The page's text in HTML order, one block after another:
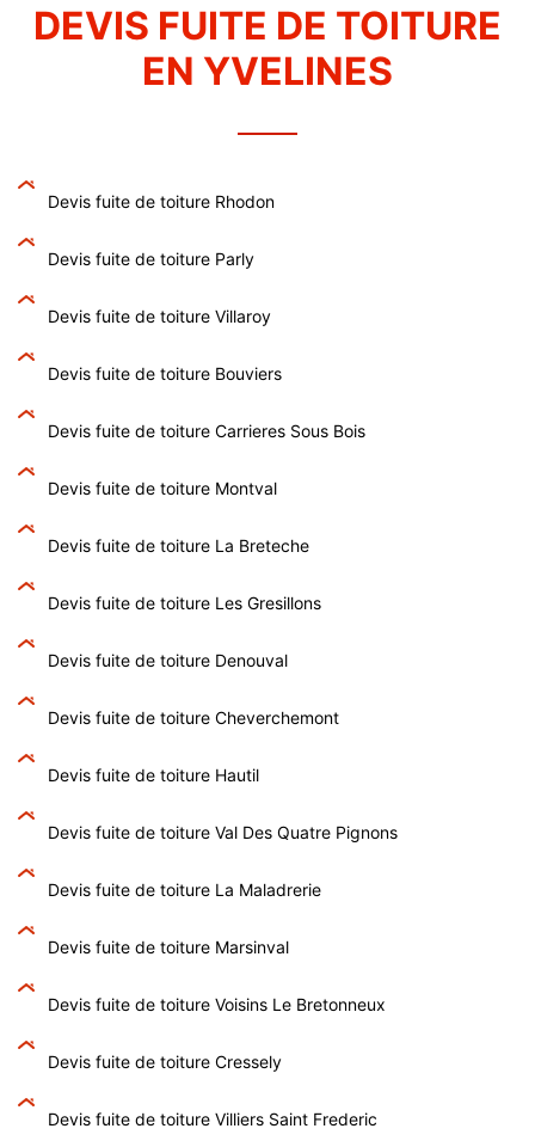
DEVIS FUITE DE TOITURE
EN YVELINES
Devis fuite de toiture Rhodon
Devis fuite de toiture Parly
Devis fuite de toiture Villaroy
Devis fuite de toiture Bouviers
Devis fuite de toiture Carrieres Sous Bois
Devis fuite de toiture Montval
Devis fuite de toiture La Breteche
Devis fuite de toiture Les Gresillons
Devis fuite de toiture Denouval
Devis fuite de toiture Cheverchemont
Devis fuite de toiture Hautil
Devis fuite de toiture Val Des Quatre Pignons
Devis fuite de toiture La Maladrerie
Devis fuite de toiture Marsinval
Devis fuite de toiture Voisins Le Bretonneux
Devis fuite de toiture Cressely
Devis fuite de toiture Villiers Saint Frederic